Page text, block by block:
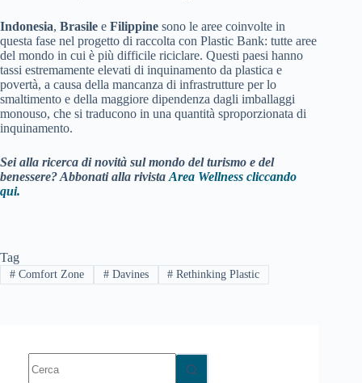
Indonesia, Brasile e Filippine sono le aree coinvolte in
questa fase nel progetto di raccolta con Plastic Bank: tutte aree
del mondo in cui è più difficile riciclare. Questi paesi hanno
tassi estremamente elevati di inquinamento da plastica e
povertà, a causa della mancanza di infrastrutture per lo
smaltimento e della maggiore dipendenza dagli imballaggi
monouso, che si traducono in una quantità sproporzionata di
inquinamento.
Sei alla ricerca di novità sul mondo del turismo e del
benessere? Abbonati alla rivista Area Wellness cliccando
qui.
Tag
#Comfort Zone #Davines # Rethinking Plastic
risultato